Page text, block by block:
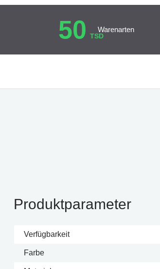
50 TSD
Warenarten
Produktparameter
Verfügbarkeit
Farbe